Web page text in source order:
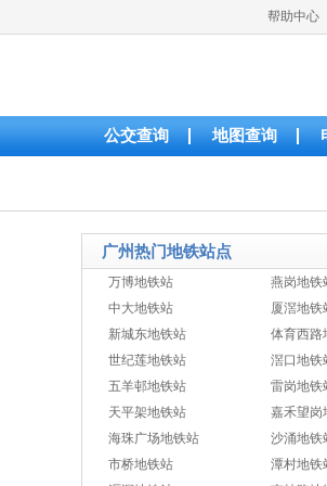
帮助中心
地图查询
公交查询
广州热门地铁站点
万博地铁站
燕岗地铁
中大地铁站
厦滘地铁
新城东地铁站
体育西路
世纪莲地铁站
滘口地铁
五羊邨地铁站
雷岗地铁
天平架地铁站
嘉禾望岗
海珠广场地铁站
沙涌地铁
市桥地铁站
潭村地铁